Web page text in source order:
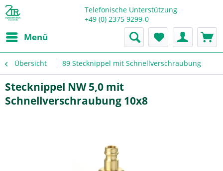
Telefonische Unterstützung
+49 (0) 2375 9299-0
Menü
Übersicht 89 Stecknippel mit Schnellverschraubung
Stecknippel NW 5,0 mit
Schnellverschraubung 10x8